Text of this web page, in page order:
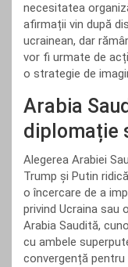
necesitatea
afirmații vin după
ucrainean, dar
vor fi urmate de
o strategie de
Arabia
diplomație
Alegerea Arabiei
Trump și Putin
o încercare de a
privind Ucraina sau
Arabia Saudită,
cu ambele
convergență pentru